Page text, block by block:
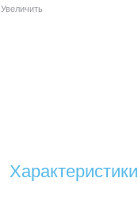
Увеличить
Характеристики